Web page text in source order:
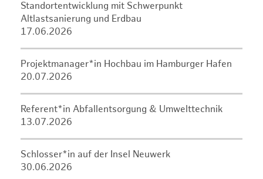
Standortentwicklung mit Schwerpunkt
Altlastsanierung und Erdbau
17.06.2026
Projektmanager*in Hochbau im Hamburger Hafen
20.07.2026
Referent*in Abfallentsorgung & Umwelttechnik
13.07.2026
Schlosser*in auf der Insel Neuwerk
30.06.2026